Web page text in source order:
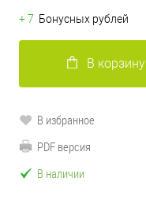
+ 7 Бонусных рублей
В корзину
В избранное
PDF версия
В наличии